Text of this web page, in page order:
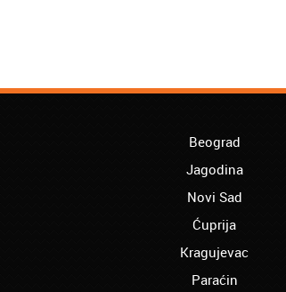
Beograd
Jagodina
Novi Sad
Ćuprija
Kragujevac
Paraćin